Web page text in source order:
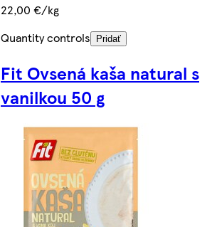
22,00 €/kg
Quantity controls
Pridať
Fit Ovsená kaša natural s
vanilkou 50 g